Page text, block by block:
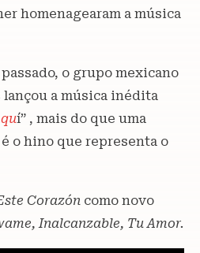
homenagearam a música
o grupo mexicano
lançou a música inédita
í” , mais do que uma
o hino que representa o
Corazón como novo
Inalcanzable, Tu Amor.